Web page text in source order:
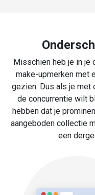
Misschien heb je in je
make-upmerken met
gezien. Dus als je met
de concurrentie wilt
hebben dat je
aangeboden collectie
een